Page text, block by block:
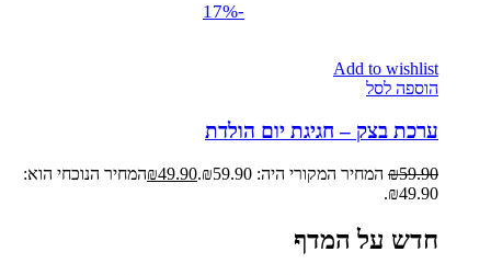
-17%
Add to wishlist
הוספה לסל
ערכת בצק – חגיגת יום הולדת
₪59.90 המחיר המקורי היה: ₪59.90. ₪49.90
המחיר הנוכחי הוא:
₪49.90.
חדש על המדף